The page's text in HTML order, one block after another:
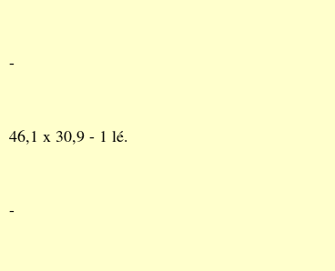
-
46,1 x 30,9 - 1 lé.
-